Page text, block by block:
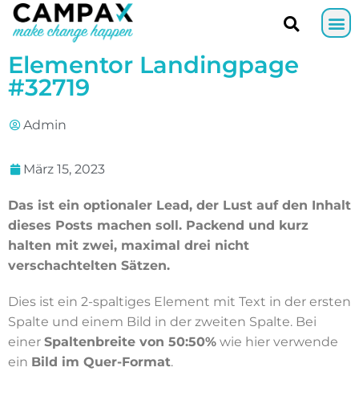
Elementor Landingpage
#32719
Admin
März 15, 2023
Das ist ein optionaler Lead, der Lust auf den Inhalt
dieses Posts machen soll. Packend und kurz
halten mit zwei, maximal drei nicht
verschachtelten Sätzen.
Dies ist ein 2-spaltiges Element mit Text in der ersten
Spalte und einem Bild in der zweiten Spalte. Bei
einer Spaltenbreite von 50:50% wie hier verwende
ein Bild im Quer-Format.